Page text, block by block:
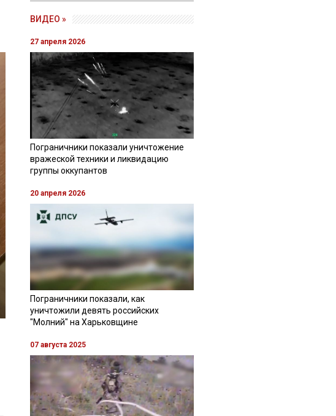
ВИДЕО »
27 апреля 2026
Пограничники показали уничтожение
вражеской техники и ликвидацию
группы оккупантов
20 апреля 2026
Пограничники показали, как
уничтожили девять российских
"Молний" на Харьковщине
07 августа 2025